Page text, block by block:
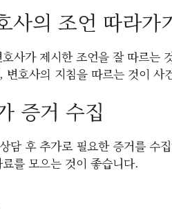
사의 조언 따라가
사가 제시한 조언을 잘 따르는
변호사의 지침을 따르는 것이 사
증거 수집
담 후 추가로 필요한 증거를 수
를 모으는 것이 좋습니다.